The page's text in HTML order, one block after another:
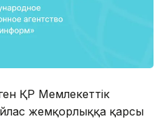
ҚР Мемлекеттік
жемқорлыққа қарсы